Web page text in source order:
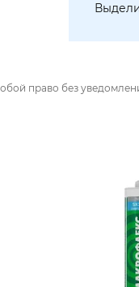
право без